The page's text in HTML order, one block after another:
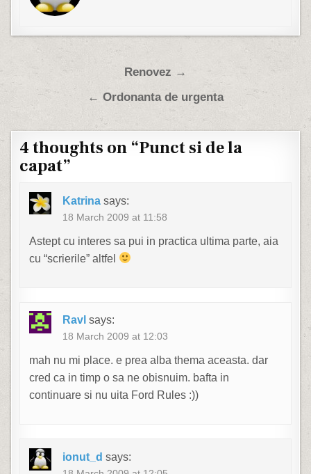
Post navigationRenovez →
← Ordonanta de urgenta
4 thoughts on “Punct si de la
capat”
Katrina says:
18 March 2009 at 11:58
Astept cu interes sa pui in practica ultima parte, aia
cu “scrierile” altfel
Ravl says:
18 March 2009 at 12:03
mah nu mi place. e prea alba thema aceasta. dar
cred ca in timp o sa ne obisnuim. bafta in
continuare si nu uita Ford Rules :))
ionut_d says: